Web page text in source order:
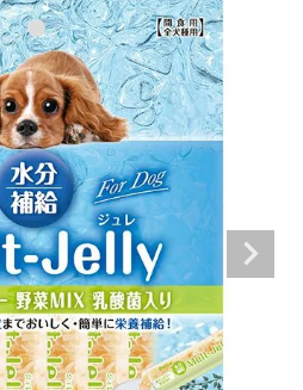
person 新規会員登録